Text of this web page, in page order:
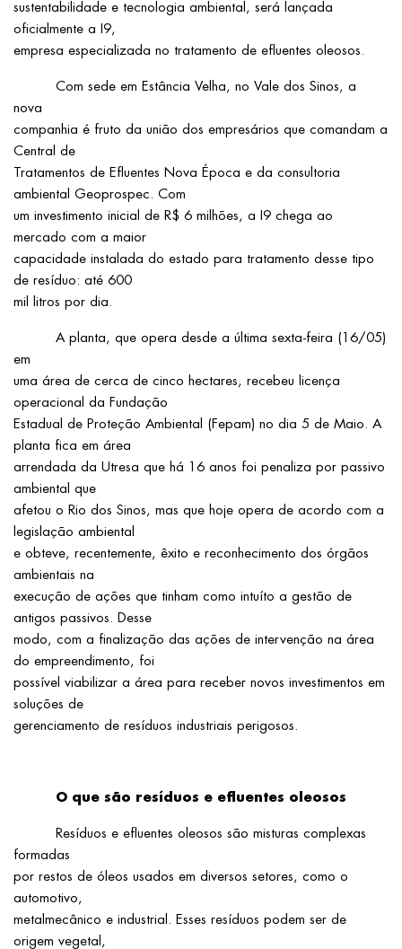
sustentabilidade e tecnologia ambiental, será lançada
oficialmente a I9,
empresa especializada no tratamento de efluentes oleosos.
Com sede em Estância Velha, no Vale dos Sinos, a
nova
companhia é fruto da união dos empresários que comandam a
Central de
Tratamentos de Efluentes Nova Época e da consultoria
ambiental Geoprospec. Com
um investimento inicial de R$ 6 milhões, a I9 chega ao
mercado com a maior
capacidade instalada do estado para tratamento desse tipo
de resíduo: até 600
mil litros por dia.
A planta, que opera desde a última sexta-feira (16/05)
em
uma área de cerca de cinco hectares, recebeu licença
operacional da Fundação
Estadual de Proteção Ambiental (Fepam) no dia 5 de Maio. A
planta fica em área
arrendada da Utresa que há 16 anos foi penaliza por passivo
ambiental que
afetou o Rio dos Sinos, mas que hoje opera de acordo com a
legislação ambiental
e obteve, recentemente, êxito e reconhecimento dos órgãos
ambientais na
execução de ações que tinham como intuíto a gestão de
antigos passivos. Desse
modo, com a finalização das ações de intervenção na área
do empreendimento, foi
possível viabilizar a área para receber novos investimentos em
soluções de
gerenciamento de resíduos industriais perigosos.
O que são resíduos e efluentes oleosos
Resíduos e efluentes oleosos são misturas complexas
formadas
por restos de óleos usados em diversos setores, como o
automotivo,
metalmecânico e industrial. Esses resíduos podem ser de
origem vegetal,